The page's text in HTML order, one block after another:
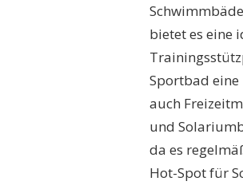
bietet es eine
Sportbad eine
auch
und
da es
Hot-Spot für